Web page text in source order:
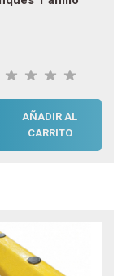
AÑADIR AL
CARRITO